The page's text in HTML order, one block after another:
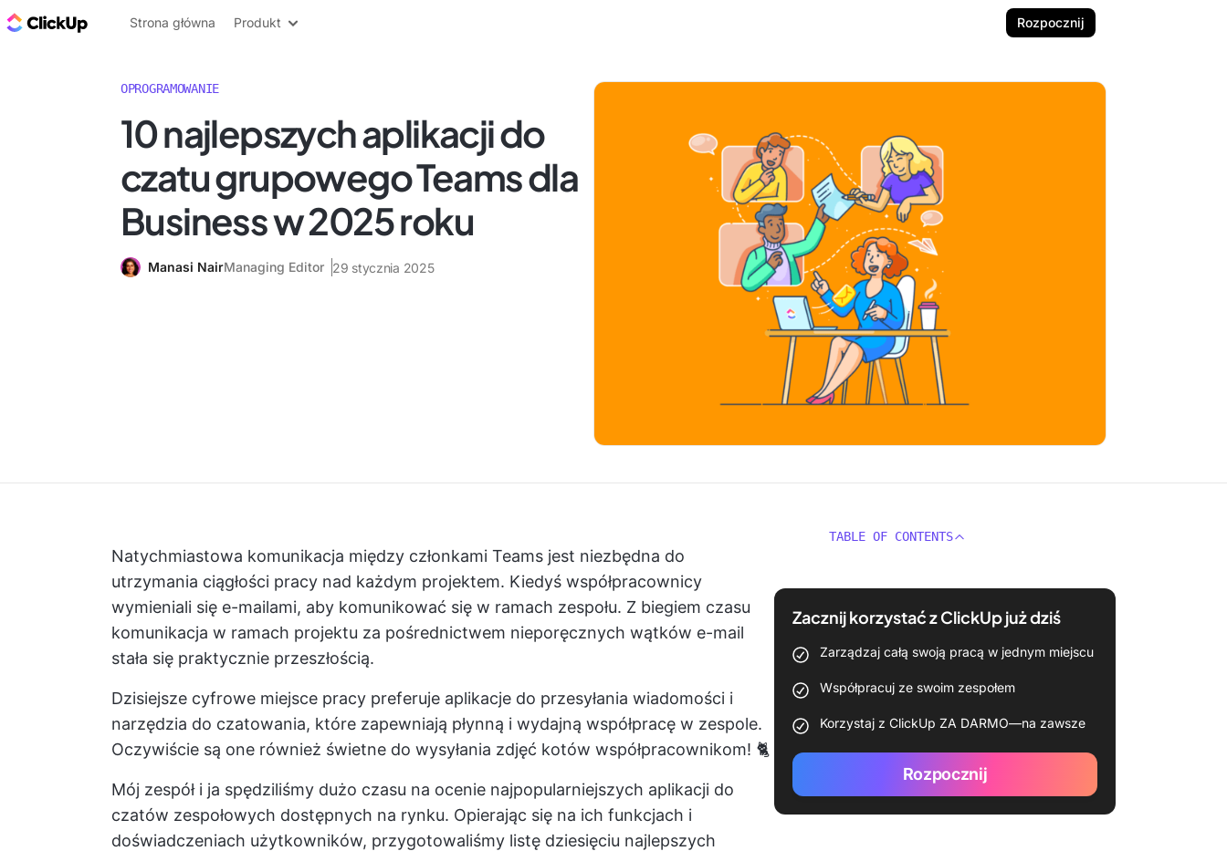
ClickUp Blog
Strona główna Produkt Rozpocznij
OPROGRAMOWANIE
10 najlepszych aplikacji do
czatu grupowego Teams dla
Business w 2025 roku
Manasi NairManaging Editor 29 stycznia 2025
Natychmiastowa komunikacja między członkami Teams jest niezbędna do
utrzymania ciągłości pracy nad każdym projektem. Kiedyś współpracownicy
wymieniali się e-mailami, aby komunikować się w ramach zespołu. Z biegiem czasu
komunikacja w ramach projektu za pośrednictwem nieporęcznych wątków e-mail
stała się praktycznie przeszłością.
Dzisiejsze cyfrowe miejsce pracy preferuje aplikacje do przesyłania wiadomości i
narzędzia do czatowania, które zapewniają płynną i wydajną współpracę w zespole.
Oczywiście są one również świetne do wysyłania zdjęć kotów współpracownikom! 🐈
Mój zespół i ja spędziliśmy dużo czasu na ocenie najpopularniejszych aplikacji do
czatów zespołowych dostępnych na rynku. Opierając się na ich funkcjach i
doświadczeniach użytkowników, przygotowaliśmy listę dziesięciu najlepszych
TABLE OF CONTENTS
Zacznij korzystać z ClickUp już dziś
Zarządzaj całą swoją pracą w jednym miejscu
Współpracuj ze swoim zespołem
Korzystaj z ClickUp ZA DARMO—na zawsze
Rozpocznij